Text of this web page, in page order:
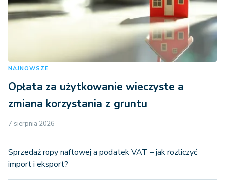
NAJNOWSZE
Opłata za użytkowanie wieczyste a
zmiana korzystania z gruntu
7 sierpnia 2026
Sprzedaż ropy naftowej a podatek VAT – jak rozliczyć
import i eksport?